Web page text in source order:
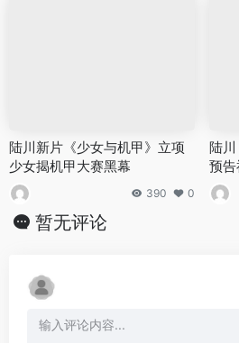
陆川新片《少女与机甲》立项
少女揭机甲大赛黑幕
390 0
陆
预
暂无评论